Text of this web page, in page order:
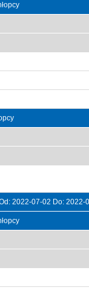
2022-07-02 Do: 2022-